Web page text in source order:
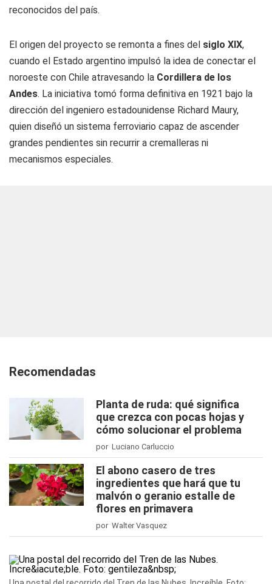
reconocidos del país.
El origen del proyecto se remonta a fines del siglo XIX,
cuando el Estado argentino impulsó la idea de conectar el
noroeste con Chile atravesando la Cordillera de los
Andes. La iniciativa tomó forma definitiva en 1921 bajo la
dirección del ingeniero estadounidense Richard Maury,
quien diseñó un sistema ferroviario capaz de ascender
grandes pendientes sin recurrir a cremalleras ni
mecanismos especiales.
Recomendadas
Planta de ruda: qué significa
que crezca con pocas hojas y
cómo solucionar el problema
por Luciano Carluccio
El abono casero de tres
ingredientes que hará que tu
malvón o geranio estalle de
flores en primavera
por Walter Vasquez